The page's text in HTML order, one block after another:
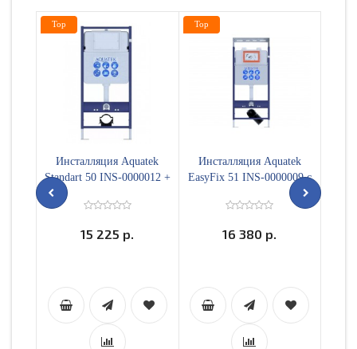
Инсталляция Aquatek
Standart 50 INS-0000012 +
звукоизоляционная
прокладка
15 225 р.
Top
Инсталляция Aquatek
EasyFix 51 INS-0000009 с
регулируемой верхней
планкой
16 380 р.
Top